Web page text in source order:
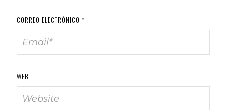
CORREO ELECTRÓNICO *
WEB